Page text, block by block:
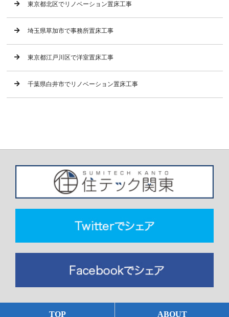
東京都北区でリノベーション置床工事
埼玉県草加市で事務所置床工事
東京都江戸川区で洋室置床工事
千葉県白井市でリノベーション置床工事
TOP ABOUT